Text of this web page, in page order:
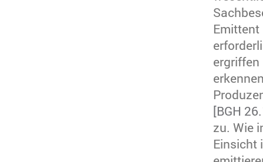
Emittent
ergriffen
[BGH
zu. Wie
Einsicht